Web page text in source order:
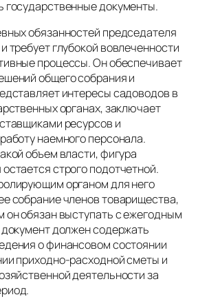
государственные документы.
обязанностей председателя
требует глубокой вовлеченности
процессы. Он обеспечивает
общего собрания и
интересы садоводов в
органах, заключает
ресурсов и
наемного персонала.
объем власти, фигура
строго подотчетной.
органом для него
собрание членов товарищества,
он обязан выступать с ежегодным
должен содержать
о финансовом состоянии
приходно-расходной сметы и
деятельности за